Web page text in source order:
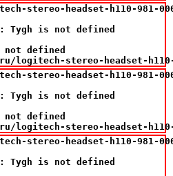
headset-h110-981-
Tygh is not defined
not defined
logitech-stereo-headset-
headset-h110-981-
Tygh is not defined
not defined
logitech-stereo-headset-
headset-h110-981-
Tygh is not defined